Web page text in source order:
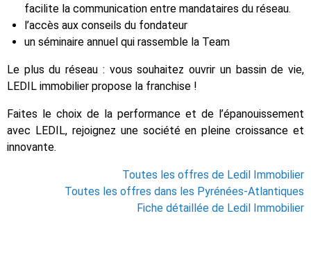
facilite la communication entre mandataires du réseau.
l’accès aux conseils du fondateur
un séminaire annuel qui rassemble la Team
Le plus du réseau : vous souhaitez ouvrir un bassin de vie,
LEDIL immobilier propose la franchise !
Faites le choix de la performance et de l’épanouissement
avec LEDIL, rejoignez une société en pleine croissance et
innovante.
Toutes les offres de Ledil Immobilier
Toutes les offres dans les Pyrénées-Atlantiques
Fiche détaillée de Ledil Immobilier